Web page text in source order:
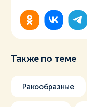
Также по теме
Ракообразные